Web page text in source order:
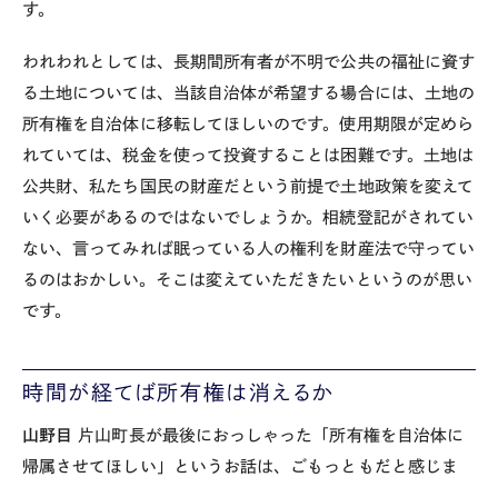
す。
われわれとしては、長期間所有者が不明で公共の福祉に資す
る土地については、当該自治体が希望する場合には、土地の
所有権を自治体に移転してほしいのです。使用期限が定めら
れていては、税金を使って投資することは困難です。土地は
公共財、私たち国民の財産だという前提で土地政策を変えて
いく必要があるのではないでしょうか。相続登記がされてい
ない、言ってみれば眠っている人の権利を財産法で守ってい
るのはおかしい。そこは変えていただきたいというのが思い
です。
時間が経てば所有権は消えるか
山野目
片山町長が最後におっしゃった「所有権を自治体に
帰属させてほしい」というお話は、ごもっともだと感じま